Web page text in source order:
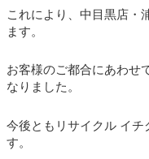
これにより、中目黒店・
ます。
お客様のご都合にあわせ
なりました。
今後ともリサイクル イチ
す。